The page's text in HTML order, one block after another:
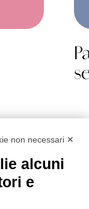
– Italy
non necessari ✕
alcuni
e